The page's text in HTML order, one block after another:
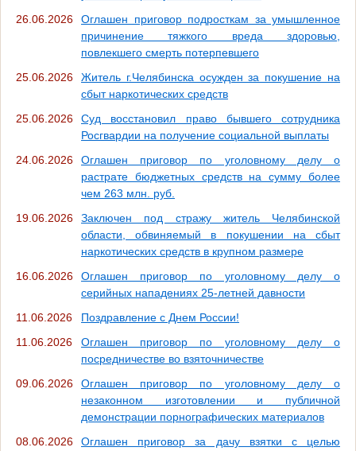
26.06.2026
Оглашен приговор подросткам за умышленное
причинение тяжкого вреда здоровью,
повлекшего смерть потерпевшего
25.06.2026
Житель г.Челябинска осужден за покушение на
сбыт наркотических средств
25.06.2026
Суд восстановил право бывшего сотрудника
Росгвардии на получение социальной выплаты
24.06.2026
Оглашен приговор по уголовному делу о
растрате бюджетных средств на сумму более
чем 263 млн. руб.
19.06.2026
Заключен под стражу житель Челябинской
области, обвиняемый в покушении на сбыт
наркотических средств в крупном размере
16.06.2026
Оглашен приговор по уголовному делу о
серийных нападениях 25-летней давности
11.06.2026
Поздравление с Днем России!
11.06.2026
Оглашен приговор по уголовному делу о
посредничестве во взяточничестве
09.06.2026
Оглашен приговор по уголовному делу о
незаконном изготовлении и публичной
демонстрации порнографических материалов
08.06.2026
Оглашен приговор за дачу взятки с целью